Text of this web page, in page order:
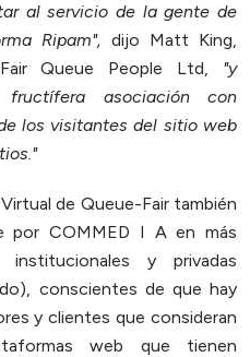
al servicio de la gente de
Ripam", dijo Matt King,
Queue People Ltd, "y
asociación con
los visitantes del sitio web
de Queue-Fair también
por COMMED I A en más
y privadas
conscientes de que hay
y clientes que consideran
web que tienen